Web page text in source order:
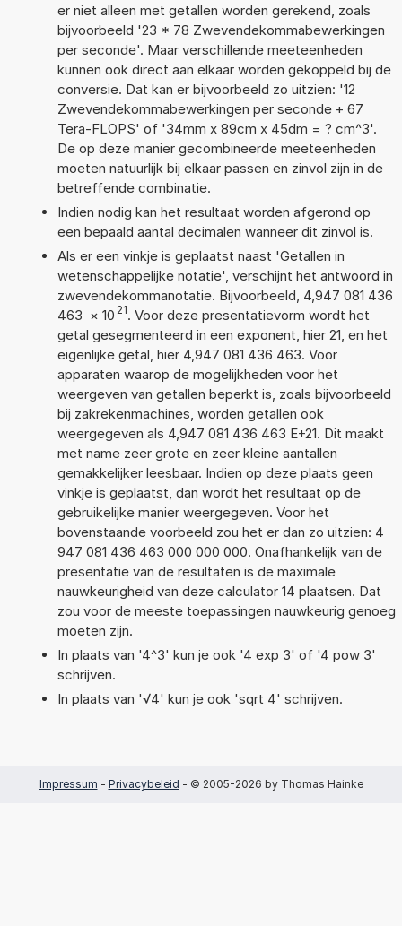
er niet alleen met getallen worden gerekend, zoals
bijvoorbeeld '23 * 78 Zwevendekommabewerkingen
per seconde'. Maar verschillende meeteenheden
kunnen ook direct aan elkaar worden gekoppeld bij de
conversie. Dat kan er bijvoorbeeld zo uitzien: '12
Zwevendekommabewerkingen per seconde + 67
Tera-FLOPS' of '34mm x 89cm x 45dm = ? cm^3'.
De op deze manier gecombineerde meeteenheden
moeten natuurlijk bij elkaar passen en zinvol zijn in de
betreffende combinatie.
Indien nodig kan het resultaat worden afgerond op
een bepaald aantal decimalen wanneer dit zinvol is.
Als er een vinkje is geplaatst naast 'Getallen in
wetenschappelijke notatie', verschijnt het antwoord in
zwevendekommanotatie. Bijvoorbeeld, 4,947 081 436
463 × 10 21. Voor deze presentatievorm wordt het
getal gesegmenteerd in een exponent, hier 21, en het
eigenlijke getal, hier 4,947 081 436 463. Voor
apparaten waarop de mogelijkheden voor het
weergeven van getallen beperkt is, zoals bijvoorbeeld
bij zakrekenmachines, worden getallen ook
weergegeven als 4,947 081 436 463 E+21. Dit maakt
met name zeer grote en zeer kleine aantallen
gemakkelijker leesbaar. Indien op deze plaats geen
vinkje is geplaatst, dan wordt het resultaat op de
gebruikelijke manier weergegeven. Voor het
bovenstaande voorbeeld zou het er dan zo uitzien: 4
947 081 436 463 000 000 000. Onafhankelijk van de
presentatie van de resultaten is de maximale
nauwkeurigheid van deze calculator 14 plaatsen. Dat
zou voor de meeste toepassingen nauwkeurig genoeg
moeten zijn.
In plaats van '4^3' kun je ook '4 exp 3' of '4 pow 3'
schrijven.
In plaats van '√4' kun je ook 'sqrt 4' schrijven.
Impressum - Privacybeleid - © 2005-2026 by Thomas Hainke